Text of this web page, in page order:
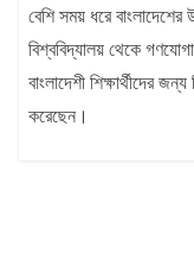
বেশি সময় ধরে বাংলাদেশের
বিশ্ববিদ্যালয় থেকে
বাংলাদেশী শিক্ষার্থীদের
করেছেন।